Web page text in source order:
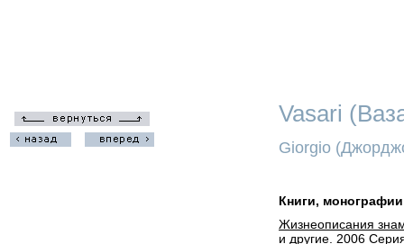
Vasari
Giorgio
Книги,
Жизнеописания
и другие. 2006